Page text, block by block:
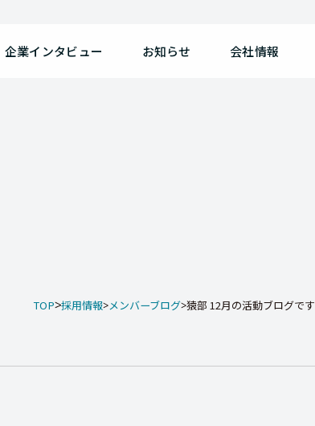
企業インタビュー お知らせ 会社情報
TOP 採用情報 メンバーブログ 猿部 12月の活動ブログです